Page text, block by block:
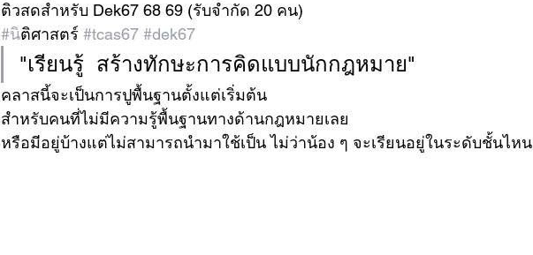
ติวสดสำหรับ Dek67 68 69 (รับจำกัด 20 คน)
#นิติศาสตร์ #tcas67 #dek67
"เรียนรู้  สร้างทักษะการคิดแบบนักกฎหมาย"
คลาสนี้จะเป็นการปูพื้นฐานตั้งแต่เริ่มต้น
สำหรับคนที่ไม่มีความรู้พื้นฐานทางด้านกฎหมายเลย
หรือมีอยู่บ้างแต่ไม่สามารถนำมาใช้เป็น ไม่ว่าน้อง ๆ จะเรียนอยู่ในระดับชั้นไหน